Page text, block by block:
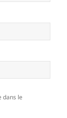
dans le